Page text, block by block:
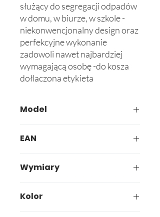
służący do segregacji odpadów
w domu, w biurze, w szkole -
niekonwencjonalny design oraz
perfekcyjne wykonanie
zadowoli nawet najbardziej
wymagającą osobę -do kosza
dołlaczona etykieta
Model
EAN
Wymiary
Kolor